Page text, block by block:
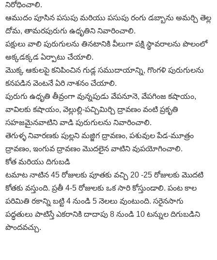
నిరోధించాలి.
ఆముదం పూసిన పసుపు మరియు పసుపు రంగు డబ్బాను అమర్చి తెల్ల
దోమ, తామరపురుగు ఉధృతిని నివారించాలి.
పక్షులు వాలి పురుగులను తినటానికి వీలుగా పక్షి స్థావరాలను పొలంలో
అక్కడక్కడ ఏర్పాటు చేయాలి.
మొక్క ఆకులపై కనిపించిన గుడ్ల సముదాయాన్ని, గొంగళి పురుగులను
కనపడిన వెంటనే ఏరి నాశనం చేయాలి.
పురుగు ఉధృతి తీవ్రంగా వున్నపుడు వేపనూనె, వేపగింజ కషాయం,
వావిలకు కషాయం, వెల్లుల్లి-పచ్చిమిర్చి ద్రావణం వంటి ప్రకృతి
సహజమైనవాటిని వాడి పురుగులను నివారించాలి.
తెగుళ్ళ నివారణకు పుల్లని మజ్జిగ ద్రావణం, పశువుల పేడ-మూత్రం
ద్రావణం, ఇంగువ ద్రావణం మొదలైన వాటిని వుపయోగించాలి.
కోత మరియు దిగుబడి
టమాట నాటిన 45 రోజులకు పూతకు వచ్చి 20 -25 రోజులకు మొదటి
కోతకు వస్తుంది. ప్రతీ 4-5 రోజులకు ఒక సారి కోస్తుండాలి. పంట కాల
పరిమితి రకాన్ని బట్టి 4 నుండి 5 నెలలు వుంటుంది. సరైనసాగు
పద్ధతులు పాటిస్తే ఎకరానికి దాదాపు 8 నుండి 10 టన్నుల దిగుబడిని
పొందవచ్చు.